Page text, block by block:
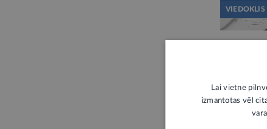
VIEDOKLIS
tiesības,
Pirms
Lai vietne
izmantotas vēl